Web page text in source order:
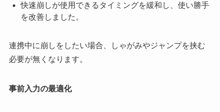
快速崩しが使用できるタイミングを緩和し、使い勝手
を改善しました。
連携中に崩しをしたい場合、しゃがみやジャンプを挟む
必要が無くなります。
事前入力の最適化